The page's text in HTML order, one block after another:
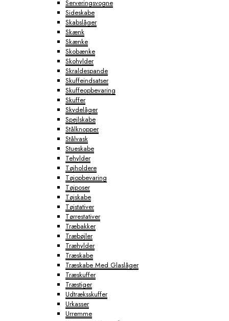
Serveringsvogne
Sideskabe
Skabslåger
Skænk
Skænke
Skobænke
Skohylder
Skraldespande
Skuffeindsatser
Skuffeopbevaring
Skuffer
Skydelåger
Spejlskabe
Stålknopper
Stålvask
Stueskabe
Tehylder
Tøjholdere
Tøjopbevaring
Tøjposer
Tøjskabe
Tøjstativer
Tørrestativer
Træbakker
Træbøjler
Træhylder
Træskabe
Træskabe Med Glaslåger
Træskuffer
Træstiger
Udtræksskuffer
Urkasser
Urremme